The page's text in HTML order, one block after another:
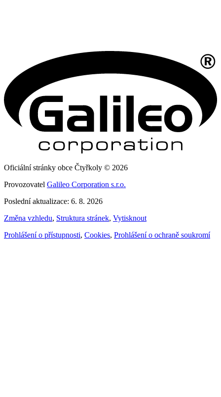
Oficiální stránky obce Čtyřkoly © 2026
Provozovatel Galileo Corporation s.r.o.
Poslední aktualizace: 6. 8. 2026
Změna vzhledu, Struktura stránek, Vytisknout
Prohlášení o přístupnosti, Cookies, Prohlášení o ochraně soukromí